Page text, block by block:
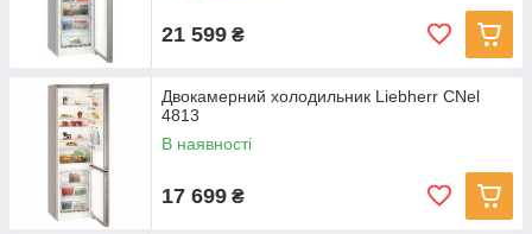
21 599 ₴
Двокамерний холодильник Liebherr CNel
4813
В наявності
17 699 ₴